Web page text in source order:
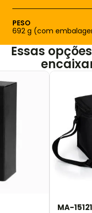
PESO
692 g (com
Essas
MA-15121